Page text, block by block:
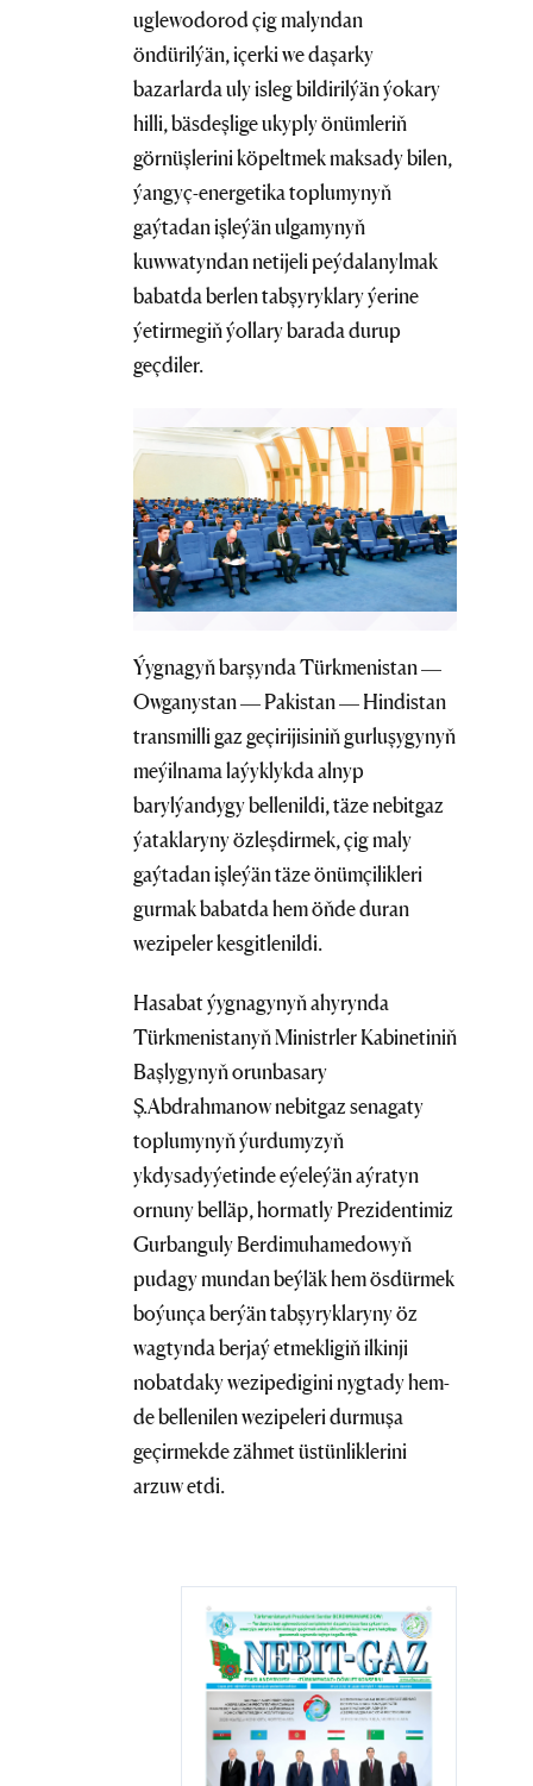
uglewodorod çig malyndan
öndürilýän, içerki we daşarky
bazarlarda uly isleg bildirilýän ýokary
hilli, bäsdeşlige ukyply önümleriň
görnüşlerini köpeltmek maksady bilen,
ýangyç-energetika toplumynyň
gaýtadan işleýän ulgamynyň
kuwwatyndan netijeli peýdalanylmak
babatda berlen tabşyryklary ýerine
ýetirmegiň ýollary barada durup
geçdiler.
Ýygnagyň barşynda Türkmenistan —
Owganystan — Pakistan — Hindistan
transmilli gaz geçirijisiniň gurluşygynyň
meýilnama laýyklykda alnyp
barylýandygy bellenildi, täze nebitgaz
ýataklaryny özleşdirmek, çig maly
gaýtadan işleýän täze önümçilikleri
gurmak babatda hem öňde duran
wezipeler kesgitlenildi.
Hasabat ýygnagynyň ahyrynda
Türkmenistanyň Ministrler Kabinetiniň
Başlygynyň orunbasary
Ş.Abdrahmanow nebitgaz senagaty
toplumynyň ýurdumyzyň
ykdysadyýetinde eýeleýän aýratyn
ornuny belläp, hormatly Prezidentimiz
Gurbanguly Berdimuhamedowyň
pudagy mundan beýläk hem ösdürmek
boýunça berýän tabşyryklaryny öz
wagtynda berjaý etmekligiň ilkinji
nobatdaky wezipedigini nygtady hem-
de bellenilen wezipeleri durmuşa
geçirmekde zähmet üstünliklerini
arzuw etdi.